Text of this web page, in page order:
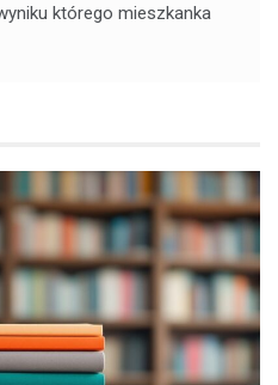
którego mieszkanka